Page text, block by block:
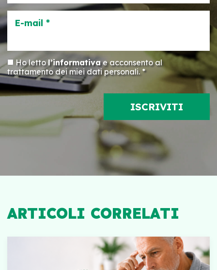
E-mail *
Ho lettol’informativae acconsento al
trattamento dei miei dati personali. *
ARTICOLI CORRELATI